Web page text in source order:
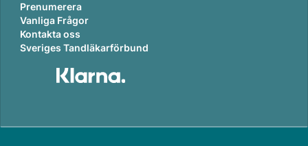
Prenumerera
Vanliga Frågor
Kontakta oss
Sveriges Tandläkarförbund